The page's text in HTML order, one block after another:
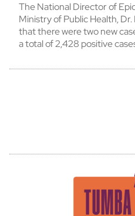
The National Director of
Ministry of Public Health,
that there were two new
a total of 2,428 positive